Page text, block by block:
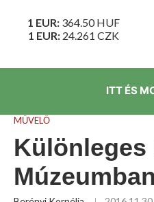
1 EUR: 364.50HUF
1 EUR: 24.261 CZK
ITT ÉS
MŰVELŐ
Különleges
Múzeumban